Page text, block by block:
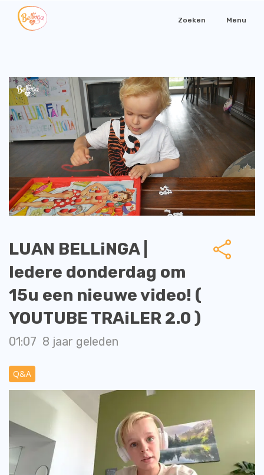
Zoeken Menu
LUAN BELLiNGA |
Iedere donderdag om
15u een nieuwe video! (
YOUTUBE TRAiLER 2.0 )
01:07 8 jaar geleden
Q&A